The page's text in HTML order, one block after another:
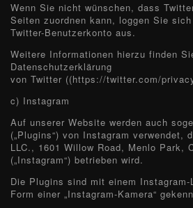
Wenn Sie nicht wünschen, dass
Seiten zuordnen kann, loggen Sie
Twitter-Benutzerkonto aus.
Weitere Informationen hierzu finden
Datenschutzerklärung
von Twitter ((https://twitter.com/
c) Instagram
Auf unserer Website werden auch
(„Plugins“) von Instagram verwendet,
LLC., 1601 Willow Road, Menlo Park,
(„Instagram“) betrieben wird.
Die Plugins sind mit einem
Form einer „Instagram-Kamera“